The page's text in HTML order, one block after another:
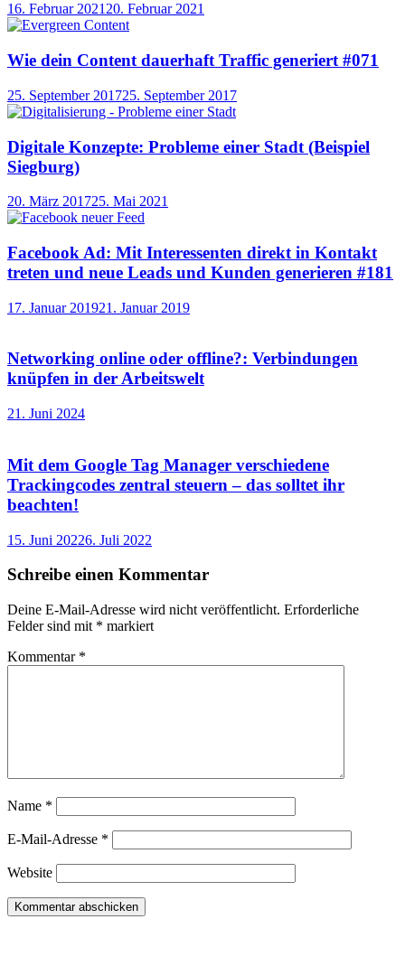
16. Februar 2021 20. Februar 2021
Wie dein Content dauerhaft Traffic generiert #071
25. September 201725. September 2017
Digitale Konzepte: Probleme einer Stadt (Beispiel
Siegburg)
20. März 201725. Mai 2021
Facebook Ad: Mit Interessenten direkt in Kontakt
treten und neue Leads und Kunden generieren #181
17. Januar 201921. Januar 2019
Networking online oder offline?: Verbindungen
knüpfen in der Arbeitswelt
21. Juni 2024
Mit dem Google Tag Manager verschiedene
Trackingcodes zentral steuern – das solltet ihr
beachten!
15. Juni 20226. Juli 2022
Schreibe einen Kommentar
Deine E-Mail-Adresse wird nicht veröffentlicht. Erforderliche
Felder sind mit * markiert
Kommentar *
Name *
E-Mail-Adresse *
Website